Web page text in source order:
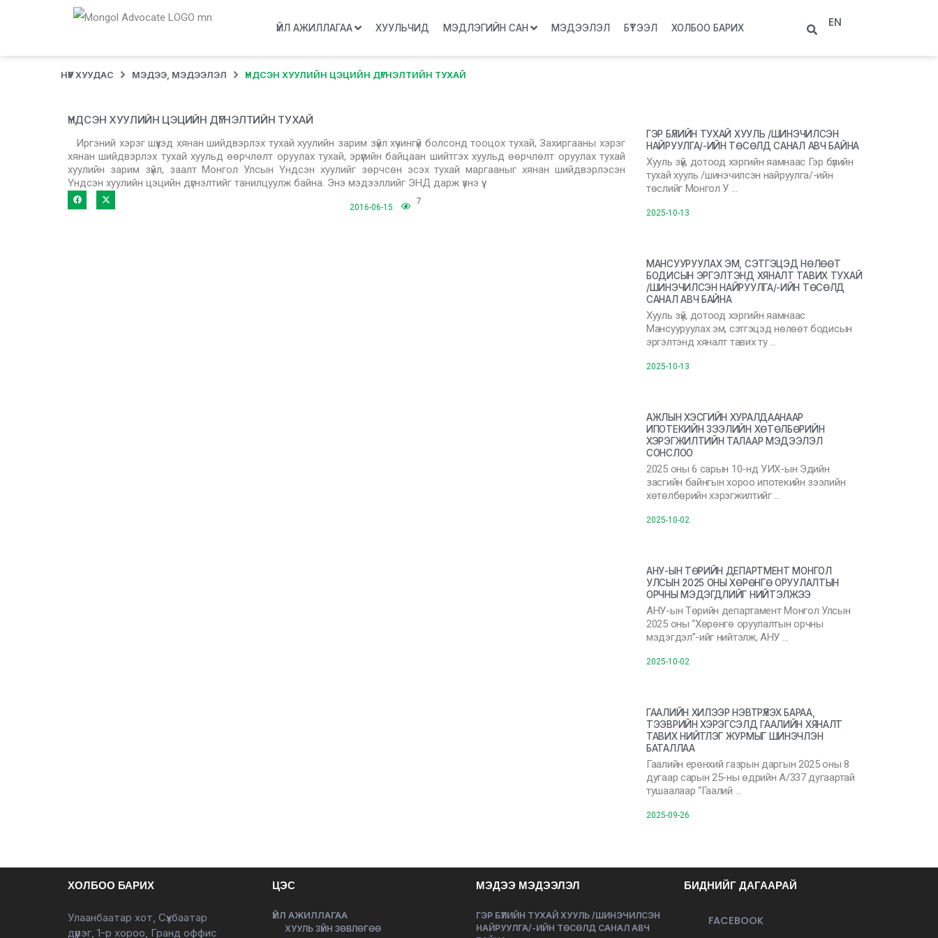
ҮЙЛ АЖИЛЛАГАА ХУУЛЬЧИД МЭДЛЭГИЙН САН МЭДЭЭЛЭЛ БҮТЭЭЛ ХОЛБОО БАРИХ EN
НҮҮР ХУУДАС МЭДЭЭ, МЭДЭЭЛЭЛ ҮНДСЭН ХУУЛИЙН ЦЭЦИЙН ДҮГНЭЛТИЙН ТУХАЙ
ҮНДСЭН ХУУЛИЙН ЦЭЦИЙН ДҮГНЭЛТИЙН ТУХАЙ
Иргэний хэрэг шүүхэд хянан шийдвэрлэх тухай хуулийн зарим зүйл хүчингүй болсонд тооцох тухай, Захиргааны хэрэг
хянан шийдвэрлэх тухай хуульд өөрчлөлт оруулах тухай, эрүүгийн байцаан шийтгэх хуульд өөрчлөлт оруулах тухай
хуулийн зарим зүйл, заалт Монгол Улсын Үндсэн хуулийг зөрчсөн эсэх тухай маргааныг хянан шийдвэрлэсэн
Үндсэн хуулийн цэцийн дүгнэлтийг танилцуулж байна. Энэ мэдээллийг ЭНД дарж үзнэ үү.
2016-06-15
7
ГЭР БҮЛИЙН ТУХАЙ ХУУЛЬ /ШИНЭЧИЛСЭН
НАЙРУУЛГА/-ИЙН ТӨСӨЛД САНАЛ АВЧ БАЙНА
Хууль зүй, дотоод хэргийн яамнаас Гэр бүлийн
тухай хууль /шинэчилсэн найруулга/-ийн
төслийг Монгол У …
2025-10-13
МАНСУУРУУЛАХ ЭМ, СЭТГЭЦЭД НӨЛӨӨТ
БОДИСЫН ЭРГЭЛТЭНД ХЯНАЛТ ТАВИХ ТУХАЙ
/ШИНЭЧИЛСЭН НАЙРУУЛГА/-ИЙН ТӨСӨЛД
САНАЛ АВЧ БАЙНА
Хууль зүй, дотоод хэргийн яамнаас
Мансууруулах эм, сэтгэцэд нөлөөт бодисын
эргэлтэнд хяналт тавих ту …
2025-10-13
АЖЛЫН ХЭСГИЙН ХУРАЛДААНААР
ИПОТЕКИЙН ЗЭЭЛИЙН ХӨТӨЛБӨРИЙН
ХЭРЭГЖИЛТИЙН ТАЛААР МЭДЭЭЛЭЛ
СОНСЛОО
2025 оны 6 сарын 10-нд УИХ-ын Эдийн
засгийн байнгын хороо ипотекийн зээлийн
хөтөлбөрийн хэрэгжилтийг …
2025-10-02
АНУ-ЫН ТӨРИЙН ДЕПАРТМЕНТ МОНГОЛ
УЛСЫН 2025 ОНЫ ХӨРӨНГӨ ОРУУЛАЛТЫН
ОРЧНЫ МЭДЭГДЛИЙГ НИЙТЭЛЖЭЭ
АНУ-ын Төрийн департамент Монгол Улсын
2025 оны “Хөрөнгө оруулалтын орчны
мэдэгдэл”-ийг нийтэлж, АНУ …
2025-10-02
ГААЛИЙН ХИЛЭЭР НЭВТРҮҮЛЭХ БАРАА,
ТЭЭВРИЙН ХЭРЭГСЭЛД ГААЛИЙН ХЯНАЛТ
ТАВИХ НИЙТЛЭГ ЖУРМЫГ ШИНЭЧЛЭН
БАТАЛЛАА
Гаалийн ерөнхий газрын даргын 2025 оны 8
дугаар сарын 25-ны өдрийн А/337 дугаартай
тушаалаар “Гаалий …
2025-09-26
ХОЛБОО БАРИХ
Улаанбаатар хот, Сүхбаатар
дүүрэг, 1-р хороо, Гранд оффис
ЦЭС
ҮЙЛ АЖИЛЛАГАА
ХУУЛЬ ЗҮЙН ЗӨВЛӨГӨӨ
МЭДЭЭ МЭДЭЭЛЭЛ
ГЭР БҮЛИЙН ТУХАЙ ХУУЛЬ /ШИНЭЧИЛСЭН
НАЙРУУЛГА/-ИЙН ТӨСӨЛД САНАЛ АВЧ
БИДНИЙГ ДАГААРАЙ
FACEBOOK